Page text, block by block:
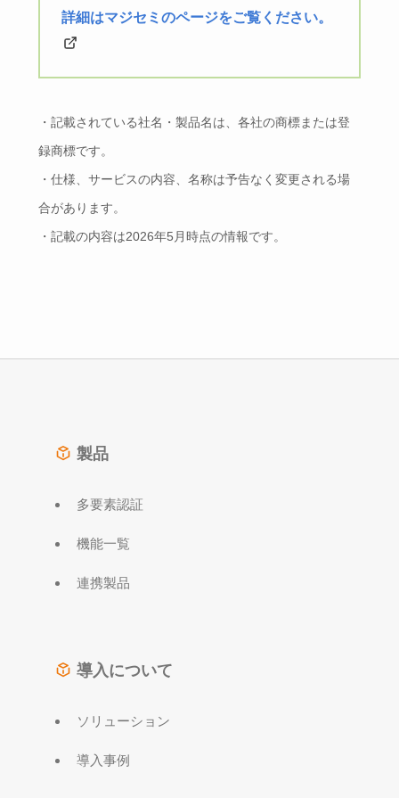
詳細はマジセミのページをご覧ください。
・記載されている社名・製品名は、各社の商標または登
録商標です。
・仕様、サービスの内容、名称は予告なく変更される場
合があります。
・記載の内容は2026年5月時点の情報です。
製品
多要素認証
機能一覧
連携製品
導入について
ソリューション
導入事例